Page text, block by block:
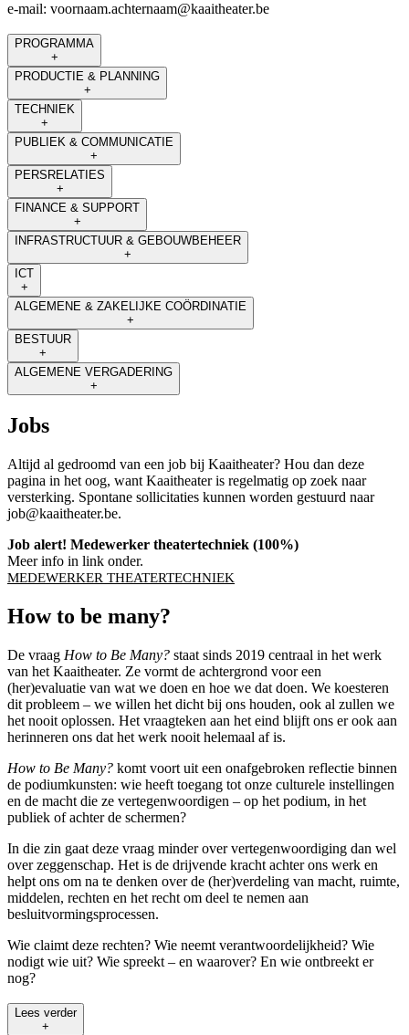
e-mail: voornaam.achternaam@kaaitheater.be
PROGRAMMA
+
PRODUCTIE & PLANNING
+
TECHNIEK
+
PUBLIEK & COMMUNICATIE
+
PERSRELATIES
+
FINANCE & SUPPORT
+
INFRASTRUCTUUR & GEBOUWBEHEER
+
ICT
+
ALGEMENE & ZAKELIJKE COÖRDINATIE
+
BESTUUR
+
ALGEMENE VERGADERING
+
Jobs
Altijd al gedroomd van een job bij Kaaitheater? Hou dan deze
pagina in het oog, want Kaaitheater is regelmatig op zoek naar
versterking. Spontane sollicitaties kunnen worden gestuurd naar
job@kaaitheater.be.
Job alert! Medewerker theatertechniek (100%)
Meer info in link onder.
MEDEWERKER THEATERTECHNIEK
How to be many?
De vraag How to Be Many? staat sinds 2019 centraal in het werk
van het Kaaitheater. Ze vormt de achtergrond voor een
(her)evaluatie van wat we doen en hoe we dat doen. We koesteren
dit probleem – we willen het dicht bij ons houden, ook al zullen we
het nooit oplossen. Het vraagteken aan het eind blijft ons er ook aan
herinneren ons dat het werk nooit helemaal af is.
How to Be Many? komt voort uit een onafgebroken reflectie binnen
de podiumkunsten: wie heeft toegang tot onze culturele instellingen
en de macht die ze vertegenwoordigen – op het podium, in het
publiek of achter de schermen?
In die zin gaat deze vraag minder over vertegenwoordiging dan wel
over zeggenschap. Het is de drijvende kracht achter ons werk en
helpt ons om na te denken over de (her)verdeling van macht, ruimte,
middelen, rechten en het recht om deel te nemen aan
besluitvormingsprocessen.
Wie claimt deze rechten? Wie neemt verantwoordelijkheid? Wie
nodigt wie uit? Wie spreekt – en waarover? En wie ontbreekt er
nog?
Lees verder
+